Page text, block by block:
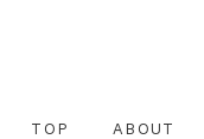
TOP ABOUT